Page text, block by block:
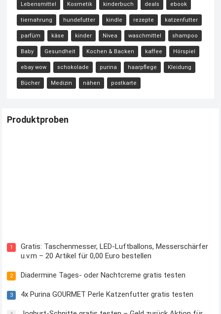
Lebensmittel Kosmetik kinderbuch deals ebook
tiernahrung hundefutter kindle rezepte katzenfutter
parfüm käse kinder Nivea waschmittel shampoo
Baby Gesundheit Kochen & Backen kaffee Hörspiel
ebay wow schokolade purina haarpflege Kleidung
Bücher Medizin nähen postkarte
Produktproben
1
Gratis: Taschenmesser, LED-Luftballons, Messerschärfer
u.v.m – 20 Artikel für 0,00 Euro bestellen
2 Diadermine Tages- oder Nachtcreme gratis testen
3 4x Purina GOURMET Perle Katzenfutter gratis testen